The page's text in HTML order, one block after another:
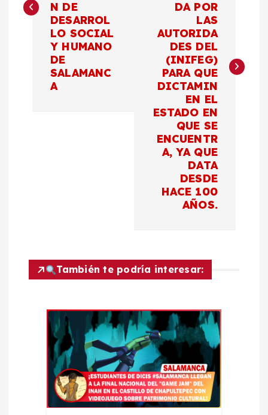
e
N DE
DESARROL
LO SOCIAL
Y HUMANO
DE
SALAMANC
A
DA POR
LAS
AUTORIDA
DES DEL
(INIFEG)
PARA QUE
DICTAMIN
EN EL
ESTADO EN
QUE SE
ENCUENTR
A, YA QUE
DATA
DESDE
HACE 100
AÑOS.
También te podría interesar: